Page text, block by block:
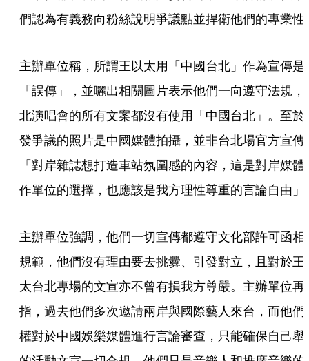
們認為有義務向粉絲說明爭議點並捍衛他們的專業性
主辦單位稱，所謂王以太用「中國台北」作為宣傳是
「誤傳」，並曬出相關圖片表示他們一向遵守法規，
北演唱會的所有文案都沒有使用「中國台北」。至於
發爭議的照片是中國媒體拍攝，並非台北場官方宣傳
「對岸雜誌想打造車站氛圍感的內容，這是對岸媒體
作單位的選擇，也應該是我方理性尊重的言論自由」
主辦單位強調，他們一切宣傳都遵守文化部許可函相
規範，他們沒有理由要去挑釁、引發對立，且對於王
太台北專場的文宣亦不曾有損我方尊嚴。主辦單位再
指，過去他們多次邀請兩岸與國際藝人來台，而他們
權對於中國娛樂媒體進行言論審查，只能確保自己舉